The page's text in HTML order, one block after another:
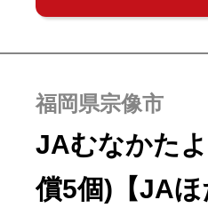
福岡県宗像市
JAむなかた
償5個)【JA